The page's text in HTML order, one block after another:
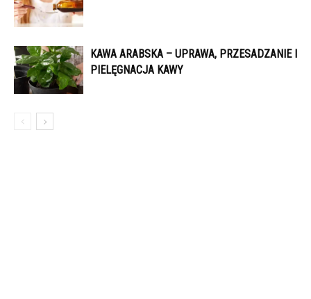
KAWA ARABSKA – UPRAWA, PRZESADZANIE I
PIELĘGNACJA KAWY